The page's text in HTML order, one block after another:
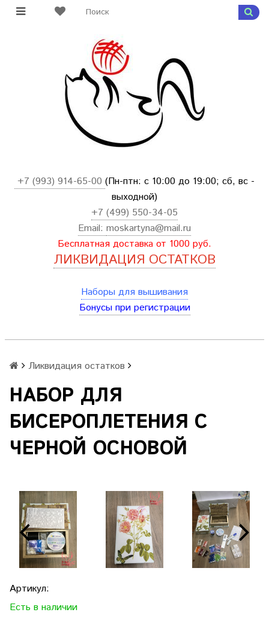
+7 (993) 914-65-00 (Пн-птн: с 10:00 до 19:00; сб, вс -
выходной)
+7 (499) 550-34-05
Email: moskartyna@mail.ru
Бесплатная доставка от 1000 руб.
ЛИКВИДАЦИЯ ОСТАТКОВ
Наборы для вышивания
Бонусы при регистрации
Ликвидация остатков
НАБОР ДЛЯ
БИСЕРОПЛЕТЕНИЯ С
ЧЕРНОЙ ОСНОВОЙ
Артикул:
Есть в наличии